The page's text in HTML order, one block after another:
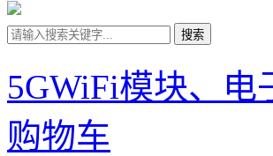
搜索
5GWiFi模块、电
购物车